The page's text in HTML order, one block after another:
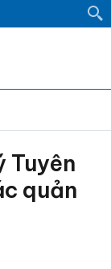
Tuyên
quản